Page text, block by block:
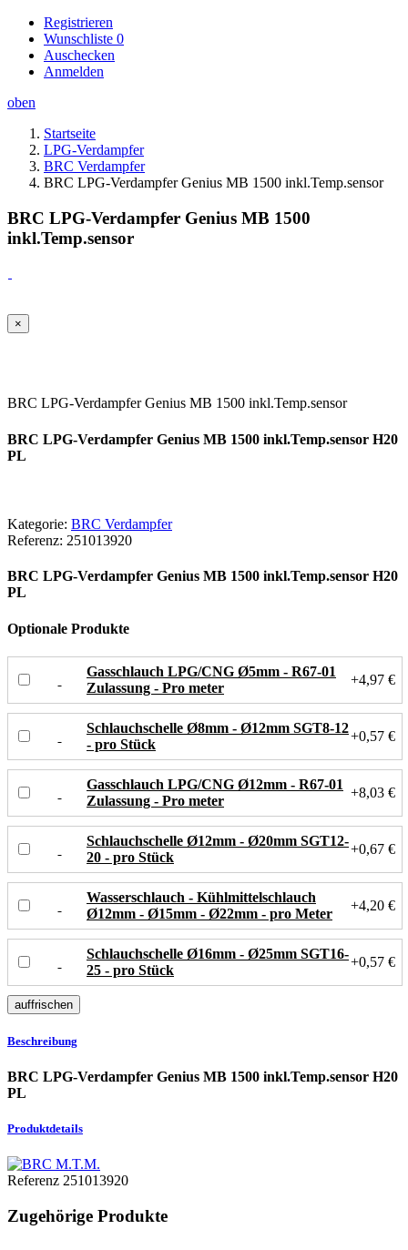
Registrieren
Wunschliste 0
Auschecken
Anmelden
oben
Startseite
LPG-Verdampfer
BRC Verdampfer
BRC LPG-Verdampfer Genius MB 1500 inkl.Temp.sensor
BRC LPG-Verdampfer Genius MB 1500
inkl.Temp.sensor
×
BRC LPG-Verdampfer Genius MB 1500 inkl.Temp.sensor
BRC LPG-Verdampfer Genius MB 1500 inkl.Temp.sensor H20
PL
Kategorie: BRC Verdampfer
Referenz: 251013920
BRC LPG-Verdampfer Genius MB 1500 inkl.Temp.sensor H20
PL
Optionale Produkte
Gasschlauch LPG/CNG Ø5mm - R67-01
Zulassung - Pro meter
+4,97 €
Schlauchschelle Ø8mm - Ø12mm SGT8-12
- pro Stück
+0,57 €
Gasschlauch LPG/CNG Ø12mm - R67-01
Zulassung - Pro meter
+8,03 €
Schlauchschelle Ø12mm - Ø20mm SGT12-
20 - pro Stück
+0,67 €
Wasserschlauch - Kühlmittelschlauch
Ø12mm - Ø15mm - Ø22mm - pro Meter
+4,20 €
Schlauchschelle Ø16mm - Ø25mm SGT16-
25 - pro Stück
+0,57 €
Beschreibung
BRC LPG-Verdampfer Genius MB 1500 inkl.Temp.sensor H20
PL
Produktdetails
Referenz 251013920
Zugehörige Produkte